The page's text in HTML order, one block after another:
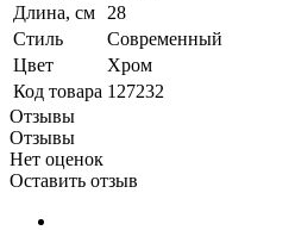
Длина, см
28
Стиль
Современный
Цвет
Хром
Код товара 127232
Отзывы
Отзывы
Нет оценок
Оставить отзыв